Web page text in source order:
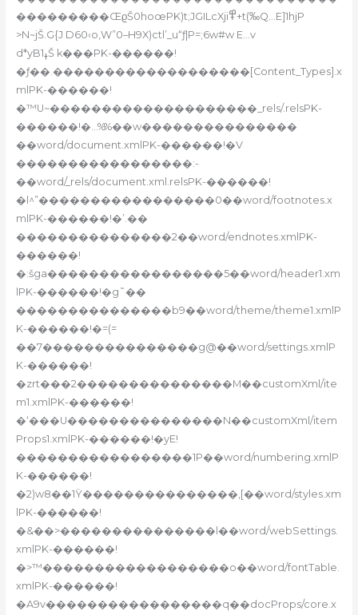
���������ŒϱŠ0hoœPK)t;JGILcXji߾+t(‰Q…E]1hjP
>N~jŠ.G{J D60‹o,W”0–H9X)ctl’_u“ƒ|P=;6w#w E…v
d*yB1ߪŠ k���PK-������!
�ƒ��.�������������������[Content_Types].x
mlPK-������!
�™U~��������������������_rels/.relsPK-
������!�…%%��w���������������
��word/document.xmlPK-������!�V
�����������������:-
��word/_rels/document.xml.relsPK-������!
�l^”�����������������0��word/footnotes.x
mlPK-������!�’.��
���������������2��word/endnotes.xmlPK-
������!
�:šga�����������������5��word/header1.xm
lPK-������!�g˜��
���������������b9��word/theme/theme1.xmlP
K-������!�=(=
��7���������������g@��word/settings.xmlP
K-������!
�zrt���2���������������M��customXml/ite
m1.xmlPK-������!
�‘���U���������������N��customXml/item
Props1.xmlPK-������!�yE!
�����������������1P��word/numbering.xmlP
K-������!
�2)w8��1Ÿ���������������‚[��word/styles.xm
lPK-������!
�&��>���������������l��word/webSettings.
xmlPK-������!
�>™������������������o��word/fontTable.
xmlPK-������!
�A9v�����������������q��docProps/core.x